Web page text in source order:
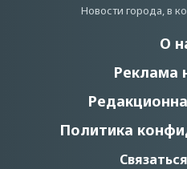
Новости города, в
О
Реклама
Политика